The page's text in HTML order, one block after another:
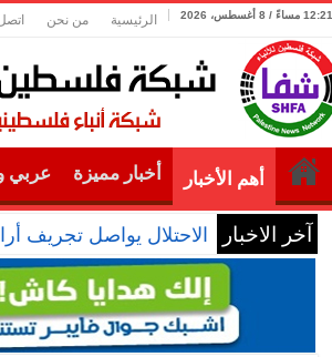
12:21 مساءً / 8 أغسطس، 2026 الرئيسية من نحن
أهم الأخبار أخبار مميزة عربي
آخر الاخبار الاحتلال يواصل تجريف